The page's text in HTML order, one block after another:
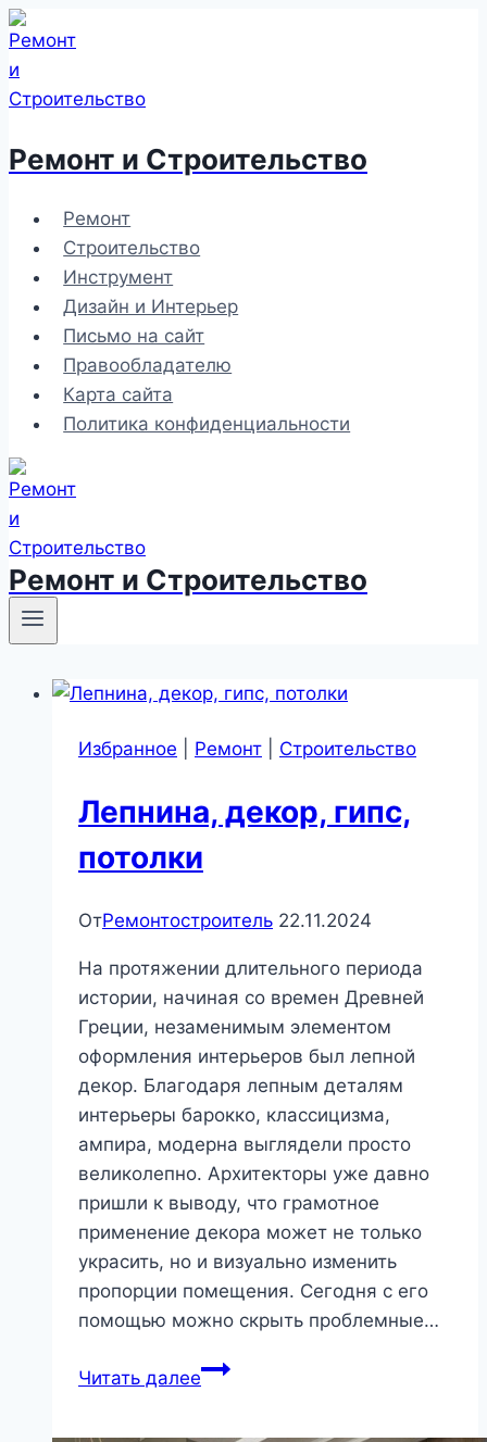
Перейти
к
содержимому
Ремонт и Строительство
Ремонт
Строительство
Инструмент
Дизайн и Интерьер
Письмо на сайт
Правообладателю
Карта сайта
Политика конфиденциальности
Ремонт и Строительство
Избранное Ремонт Строительство
Лепнина, декор, гипс,
потолки
ОтРемонтостроитель 22.11.2024
На протяжении длительного периода
истории, начиная со времен Древней
Греции, незаменимым элементом
оформления интерьеров был лепной
декор. Благодаря лепным деталям
интерьеры барокко, классицизма,
ампира, модерна выглядели просто
великолепно. Архитекторы уже давно
пришли к выводу, что грамотное
применение декора может не только
украсить, но и визуально изменить
пропорции помещения. Сегодня с его
помощью можно скрыть проблемные…
Читать далееЛепнина,